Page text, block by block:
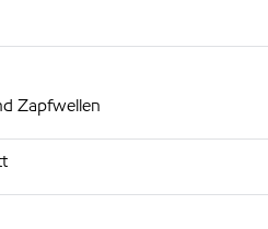
Zapfwellen